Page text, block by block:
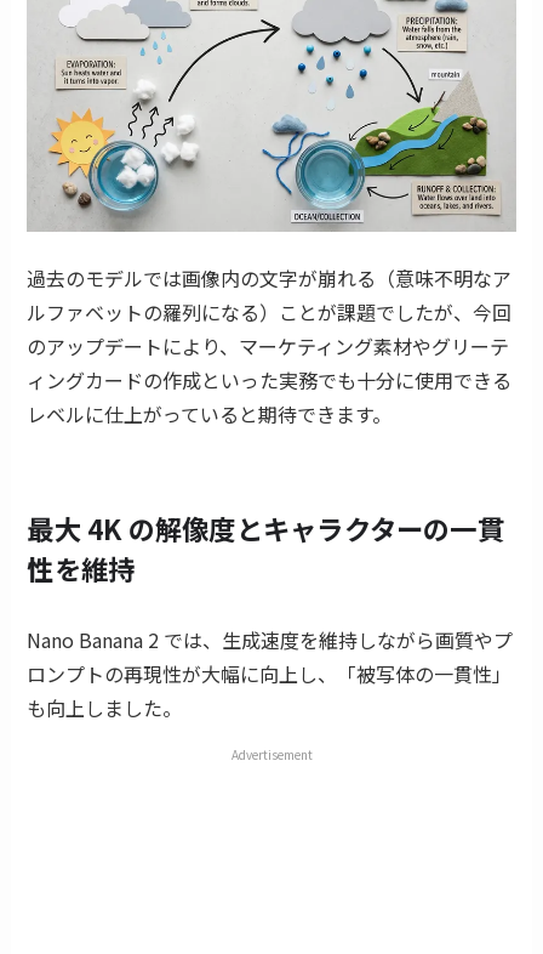
過去のモデルでは画像内の文字が崩れる（意味不明なア
ルファベットの羅列になる）ことが課題でしたが、今回
のアップデートにより、マーケティング素材やグリーテ
ィングカードの作成といった実務でも十分に使用できる
レベルに仕上がっていると期待できます。
最大 4K の解像度とキャラクターの一貫
性を維持
Nano Banana 2 では、生成速度を維持しながら画質やプ
ロンプトの再現性が大幅に向上し、「被写体の一貫性」
も向上しました。
Advertisement